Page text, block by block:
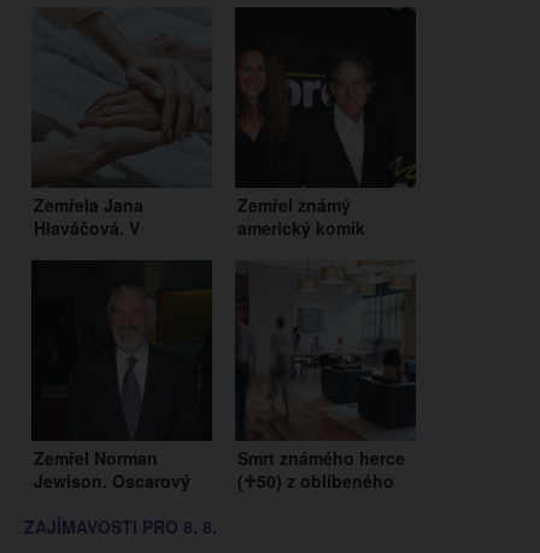
Zemřela Jana
Hlaváčová. V
Zemřel známý
americký komik
Parkinsonovou
Zemřel Norman
Jewison. Oscarový
Jesus Christ
Smrt známého herce
(♱50) z oblíbeného
ZAJÍMAVOSTI PRO 8. 8.